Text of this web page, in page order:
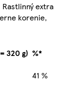
extra
korenie,
320 g) %*
41 %